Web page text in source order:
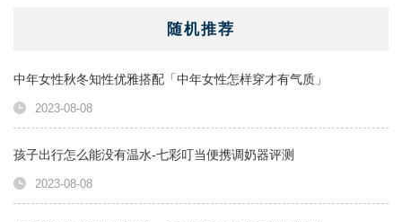
随机推荐
中年女性秋冬知性优雅搭配「中年女性怎样穿才有气质」
2023-08-08
孩子出行怎么能没有温水-七彩叮当便携调奶器评测
2023-08-08